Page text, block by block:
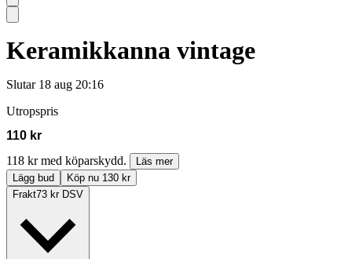
Keramikkanna vintage
Slutar 18 aug 20:16
Utropspris
110 kr
118 kr med köparskydd.
Läs mer
Lägg bud
Köp nu 130 kr
Frakt73 kr DSV